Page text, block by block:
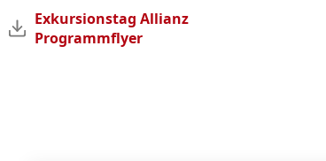
Exkursionstag Allianz
Programmflyer